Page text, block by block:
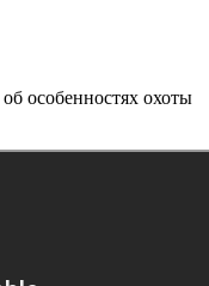
особенностях охоты